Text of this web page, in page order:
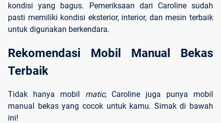
kondisi yang bagus. Pemeriksaan dari Caroline sudah
pasti memiliki kondisi eksterior, interior, dan mesin terbaik
untuk digunakan berkendara.
Rekomendasi Mobil Manual Bekas
Terbaik
Tidak hanya mobil matic, Caroline juga punya mobil
manual bekas yang cocok untuk kamu. Simak di bawah
ini!